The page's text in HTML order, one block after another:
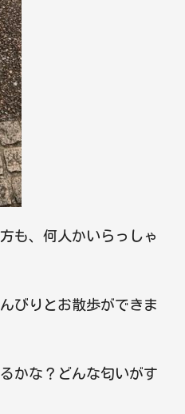
も、何人かいらっしゃ
びりとお散歩ができま
かな？どんな匂いがす